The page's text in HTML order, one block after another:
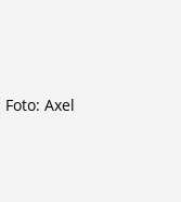
Axel